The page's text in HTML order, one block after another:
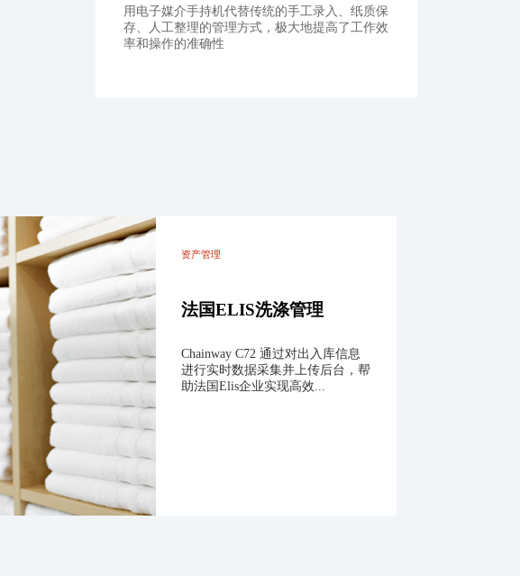
用电子媒介手持机代替传统的手工录入、纸质保
存、人工整理的管理方式，极大地提高了工作效
率和操作的准确性
资产管理
法国ELIS洗涤管理
Chainway C72 通过对出入库信息
进行实时数据采集并上传后台，帮
助法国Elis企业实现高效...